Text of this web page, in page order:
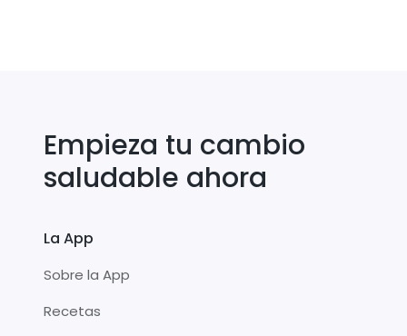
Empieza tu cambio
saludable ahora
La App
Sobre la App
Recetas